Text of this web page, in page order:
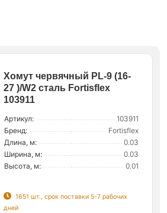
Хомут червячный PL-9 (16-
27 )/W2 сталь Fortisflex
103911
Артикул:
103911
Бренд:
Fortisflex
Длина, м:
0.03
Ширина, м:
0.03
Высота, м:
0.01
1651 шт., срок поставки 5-7 рабочих
дней